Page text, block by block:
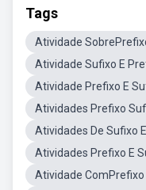
Tags
Atividade
Atividade Sufixo E
Atividade Prefixo E
Atividades Prefixo
Atividades De Sufixo
Atividades Prefixo E
Atividade ComPrefixo